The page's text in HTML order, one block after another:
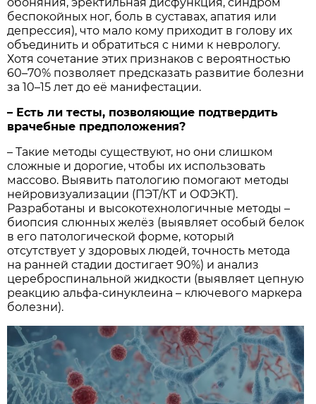
беспокойных ног, боль в суставах, апатия или
депрессия), что мало кому приходит в голову их
объединить и обратиться с ними к неврологу.
Хотя сочетание этих признаков с вероятностью
60–70% позволяет предсказать развитие болезни
за 10–15 лет до её манифестации.
– Есть ли тесты, позволяющие подтвердить
врачебные предположения?
– Такие методы существуют, но они слишком
сложные и дорогие, чтобы их использовать
массово. Выявить патологию помогают методы
нейровизуализации (ПЭТ/КТ и ОФЭКТ).
Разработаны и высокотехнологичные методы –
биопсия слюнных желёз (выявляет особый белок
в его патологической форме, который
отсутствует у здоровых людей, точность метода
на ранней стадии достигает 90%) и анализ
цереброспинальной жидкости (выявляет цепную
реакцию альфа-­синуклеина – ключевого маркера
болезни).